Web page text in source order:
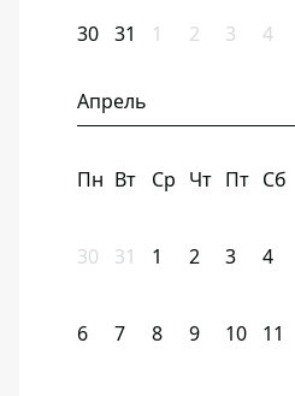
30 31 1 2 3 4
Апрель
Пн Вт Ср Чт Пт Сб
30 31 1 2 3 4
6 7 8 9 10 11